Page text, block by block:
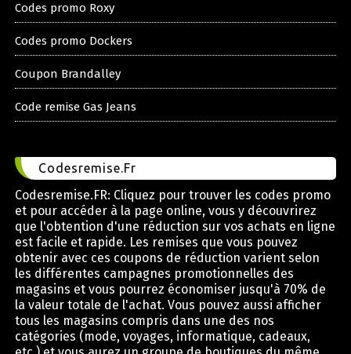
Codes promo Roxy
Codes promo Dockers
Coupon Brandalley
Code remise Gas Jeans
Codesremise.Fr
Codesremise.FR: Cliquez pour trouver les codes promo
et pour accéder à la page online, vous y découvrirez
que l'obtention d'une réduction sur vos achats en ligne
est facile et rapide. Les remises que vous pouvez
obtenir avec ces coupons de réduction varient selon
les différentes campagnes promotionnelles des
magasins et vous pourrez économiser jusqu'à 70% de
la valeur totale de l'achat. Vous pouvez aussi afficher
tous les magasins compris dans une des nos
catégories (mode, voyages, informatique, cadeaux,